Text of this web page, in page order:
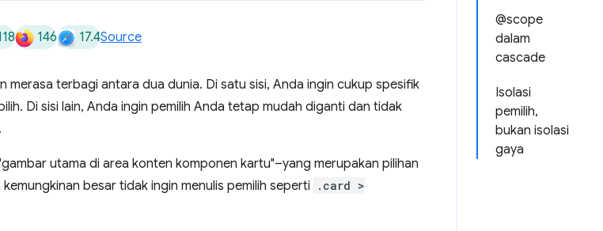
@scope
dalam
cascade
Isolasi
pemilih,
bukan isolasi
gaya
146 17.4Source
merasa terbagi antara dua dunia. Di satu sisi, Anda ingin cukup spesifik
Di sisi lain, Anda ingin pemilih Anda tetap mudah diganti dan tidak
utama di area konten komponen kartu"–yang merupakan pilihan
besar tidak ingin menulis pemilih seperti
.card >